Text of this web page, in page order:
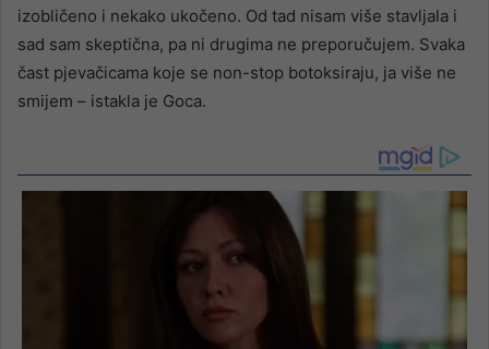
izobličeno i nekako ukočeno. Od tad nisam više stavljala i
sad sam skeptična, pa ni drugima ne preporučujem. Svaka
čast pjevačicama koje se non-stop botoksiraju, ja više ne
smijem – istakla je Goca.